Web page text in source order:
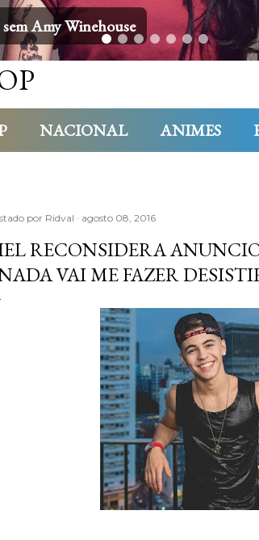
mais icônicos de todos os
NACIONAL ANIMES
por Ridval agosto 08, 2016
RECONSIDERA
VAI ME FAZER